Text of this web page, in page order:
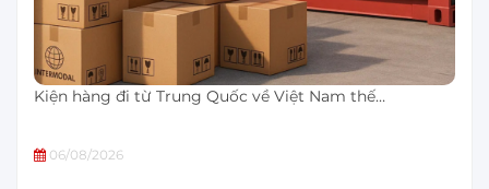
Kiện hàng đi từ Trung Quốc về Việt Nam thế…
06/08/2026